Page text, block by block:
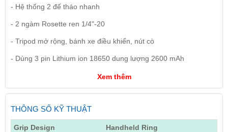
- Hệ thống 2 đế tháo nhanh
- 2 ngàm Rosette ren 1/4"-20
- Tripod mở rộng, bánh xe điều khiển, nút cò
- Dùng 3 pin Lithium ion 18650 dung lượng 2600 mAh
Xem thêm
THÔNG SỐ KỸ THUẬT
Grip Design
Handheld Ring